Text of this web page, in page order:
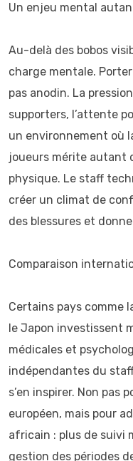
Un enjeu mental
Au-delà des bobos
charge mentale. Porter
pas anodin. La
supporters, l’attente
un environnement où
joueurs mérite autant
physique. Le staff
créer un climat de
des blessures et
Comparaison
Certains pays comme
le Japon investissent
médicales et
indépendantes du
s’en inspirer. Non pas
européen, mais pour
africain : plus de suivi
gestion des périodes